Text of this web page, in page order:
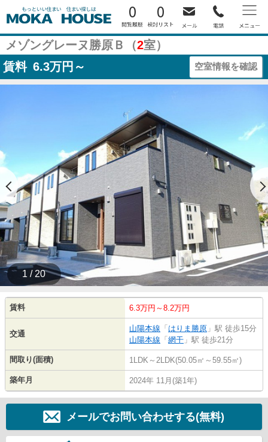
0 0
メゾングレーヌ勝原Ｂ（2室）
賃料 6.3万円～ 空室情報を確認
1 / 20
賃料 6.3万円～8.2万円
交通
山陽本線 「 はりま勝原 」駅 徒歩15分
山陽本線 「 網干 」駅 徒歩21分
間取り(面積) 1LDK～2LDK(50.05㎡～59.55㎡)
築年月 2024年 11月(築1年)
メールでお問い合わせする(無料)